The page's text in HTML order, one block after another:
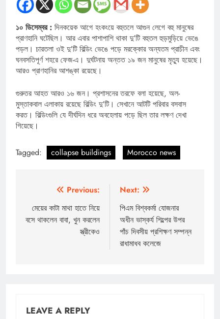
১০ ডিসেম্বর : দিনকয়েক আগে হংকংয়ে বহুতলে আগুন লেগে বহু মানুষের
প্রাণহানি ঘটেছিল। আর এবার পাশাপাশি থাকা দু’টি বহুতল হুড়মুড়িয়ে ভেঙে
পড়ল। চারতলা ওই দু’টি বিল্ডিং ভেঙে পড়ে মরক্কোর অন্যতম প্রাচীন এবং
ঘনবসতিপূর্ণ শহরে ফেজ-এ। দুর্ঘটনায় অন্তত ১৯ জন মানুষের মৃত্যু হয়েছে।
আরও প্রাণহানির আশঙ্কা রয়েছে।
গুরুতর আহত আরও ১৬ জন। প্রশাসনের তরফে বলা হয়েছে, অল-
মুস্তাকবাল এলাকায় রয়েছে বিল্ডিং দু’টি। সেখানে আটটি পরিবার বসবাস
করত। বিল্ডিংগুলি যে দীর্ঘদিন ধরে অবহেলায় পড়ে ছিল তার লক্ষণ দেখা
গিয়েছে।
Tagged: collapse buildings Morocco news
navigation
Previous:
মেয়ের কাটা মাথা হাতে নিয়ে
বসে থাকলেন বাবা, খুন করলেন
স্ত্রীকেও
Next:
পিএম বিশ্বকর্মা যোজনার
অধীন ভাস্কর্য শিল্পের উপর
পাঁচ দিবসীয় প্রশিক্ষণ সম্পন্ন
রাধামাধব কলেজে
LEAVE A REPLY